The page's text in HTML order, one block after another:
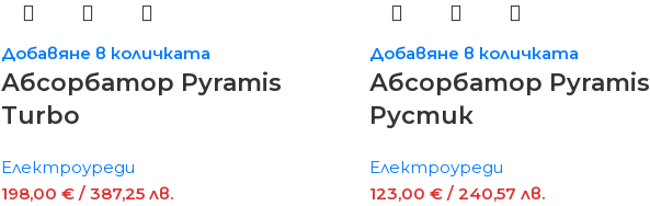
Добавяне в количката
Абсорбатор Pyramis
Turbo
Електроуреди
198,00 € / 387,25 лв.
Добавяне в количката
Абсорбатор Pyramis
Рустик
Електроуреди
123,00 € / 240,57 лв.